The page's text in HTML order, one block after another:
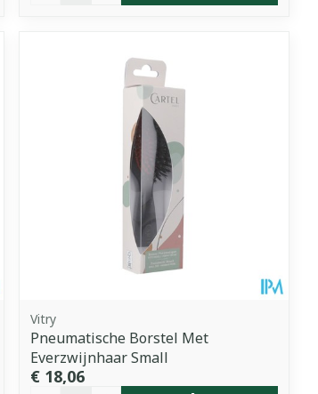
Vitry
Pneumatische Borstel Met
Everzwijnhaar Small
€ 18,06